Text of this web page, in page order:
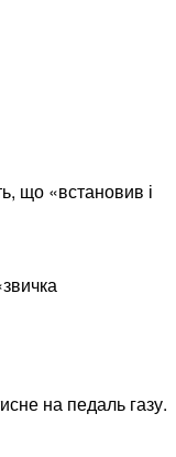
що «встановив і
на педаль газу.